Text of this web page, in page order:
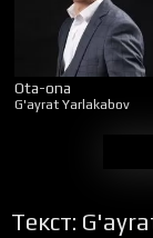
Ota-ona
G'ayrat Yarlakabov
Текст: